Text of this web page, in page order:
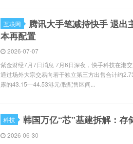
互联网
腾讯大手笔减持快手 退出
本再配置
2026-07-07
紫金财经7月7日消息 7月6日深夜，快手科技在港
通过场外大宗交易向若干独立第三方出售合计约
露的43.15—44.53港元/股配售区间...
科技 韩国万亿“芯”基建拆解：存
2026-06-30